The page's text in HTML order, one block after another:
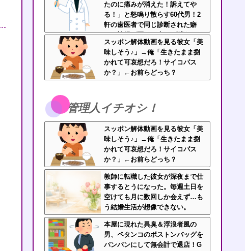
たのに痛みが消えた！訴えてや
る！」と怒鳴り散らす60代男！2
軒の歯医者で同じ診断された癖
に、神経が死んで痛みが消えたの
を「治った」と錯覚して逆ギレす
る地獄の迷惑ジジイに遭遇
スッポン解体動画を見る彼女「美
味しそう♪」→俺「生きたまま捌
かれて可哀想だろ！サイコパス
か？」←お前らどっち？
管理人イチオシ！
スッポン解体動画を見る彼女「美
味しそう♪」→俺「生きたまま捌
かれて可哀想だろ！サイコパス
か？」←お前らどっち？
教師に転職した彼女が深夜まで仕
事するとうになった。毎週土日を
空けても月に数回しか会えず…も
う結婚生活が想像できない。
本屋に現れた異臭＆浮浪者風の
男、ペタンコのボストンバッグを
パンパンにして無会計で退店！G